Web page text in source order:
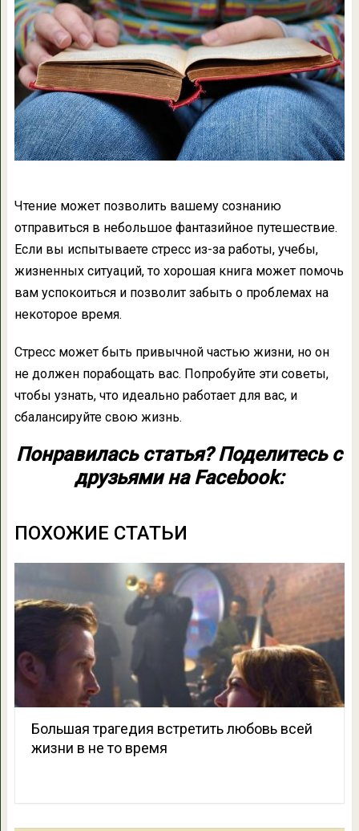
Чтение может позволить вашему сознанию
отправиться в небольшое фантазийное путешествие.
Если вы испытываете стресс из-за работы, учебы,
жизненных ситуаций, то хорошая книга может помочь
вам успокоиться и позволит забыть о проблемах на
некоторое время.
Стресс может быть привычной частью жизни, но он
не должен порабощать вас. Попробуйте эти советы,
чтобы узнать, что идеально работает для вас, и
сбалансируйте свою жизнь.
Понравилась статья? Поделитесь с
друзьями на Facebook:
ПОХОЖИЕ СТАТЬИ
Большая трагедия встретить любовь всей
жизни в не то время